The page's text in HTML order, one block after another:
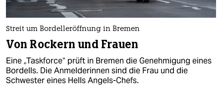
Streit um Bordelleröffnung in Bremen
Von Rockern und Frauen
Eine „Taskforce“ prüft in Bremen die Genehmigung eines
Bordells. Die Anmelderinnen sind die Frau und die
Schwester eines Hells Angels-Chefs.